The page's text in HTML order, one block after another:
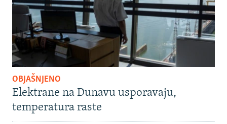
OBJAŠNJENO
Elektrane na Dunavu usporavaju,
temperatura raste